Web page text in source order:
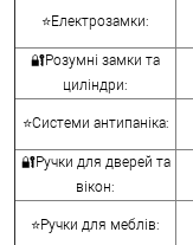
⭐Електрозамки:
🔐Розумні замки та
циліндри:
⭐Системи антипаніка:
🔐Ручки для дверей та
вікон:
⭐Ручки для меблів: